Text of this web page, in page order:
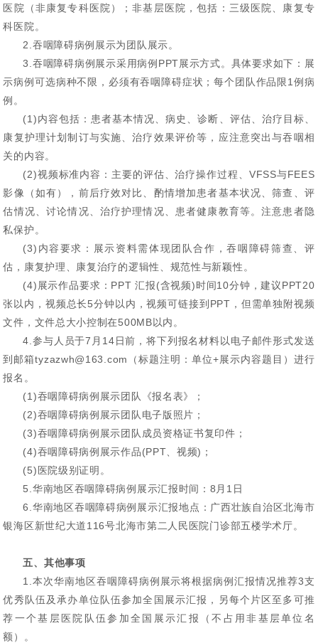
医院（非康复专科医院）；非基层医院，包括：三级医院、康复专
科医院。
2.吞咽障碍病例展示为团队展示。
3.吞咽障碍病例展示采用病例PPT展示方式。具体要求如下：展
示病例可选病种不限，必须有吞咽障碍症状；每个团队作品限1例病
例。
(1)内容包括：患者基本情况、病史、诊断、评估、治疗目标、
康复护理计划制订与实施、治疗效果评价等，应注意突出与吞咽相
关的内容。
(2)视频标准内容：主要的评估、治疗操作过程、VFSS与FEES
影像（如有），前后疗效对比、酌情增加患者基本状况、筛查、评
估情况、讨论情况、治疗护理情况、患者健康教育等。注意患者隐
私保护。
(3)内容要求：展示资料需体现团队合作，吞咽障碍筛查、评
估，康复护理、康复治疗的逻辑性、规范性与新颖性。
(4)展示作品要求：PPT 汇报(含视频)时间10分钟，建议PPT20
张以内，视频总长5分钟以内，视频可链接到PPT，但需单独附视频
文件，文件总大小控制在500MB以内。
4.参与人员于7月14日前，将下列报名材料以电子邮件形式发送
到邮箱tyzazwh@163.com（标题注明：单位+展示内容题目）进行
报名。
(1)吞咽障碍病例展示团队《报名表》；
(2)吞咽障碍病例展示团队电子版照片；
(3)吞咽障碍病例展示团队成员资格证书复印件；
(4)吞咽障碍病例展示作品(PPT、视频)；
(5)医院级别证明。
5.华南地区吞咽障碍病例展示汇报时间：8月1日
6.华南地区吞咽障碍病例展示汇报地点：广西壮族自治区北海市
银海区新世纪大道116号北海市第二人民医院门诊部五楼学术厅。
五、其他事项
1.本次华南地区吞咽障碍病例展示将根据病例汇报情况推荐3支
优秀队伍及承办单位队伍参加全国展示汇报，另每个片区至多可推
荐一个基层医院队伍参加全国展示汇报（不占用非基层单位名
额）。